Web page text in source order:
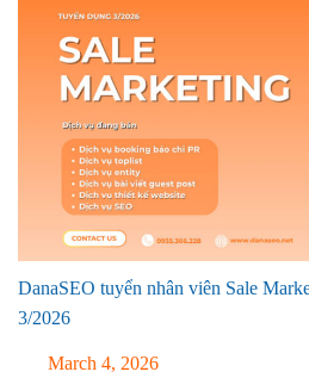
DanaSEO tuyển nhân viên Sale
3/2026
March 4, 2026